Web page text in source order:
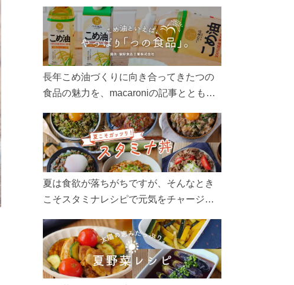
長年こめ油づくりに向き合ってきたつの
食品の魅力を、macaroniの記事とともに
ん、製造現場や品質へのこだわりまで。
こめ油をもっと好きになるコンテンツを
ぜひお楽しみください。
夏は食欲が落ちがちですが、そんなとき
こそスタミナレシピで元気をチャージ！
リ食べて、夏バテを吹き飛ばしましょ
う！